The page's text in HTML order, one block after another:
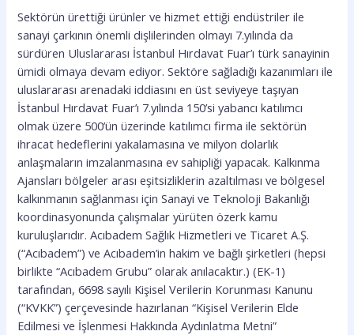
Sektörün ürettiği ürünler ve hizmet ettiği endüstriler ile
sanayi çarkının önemli dişlilerinden olmayı 7.yılında da
sürdüren Uluslararası İstanbul Hırdavat Fuar’ı türk sanayinin
ümidi olmaya devam ediyor. Sektöre sağladığı kazanımları ile
uluslararası arenadaki iddiasını en üst seviyeye taşıyan
İstanbul Hırdavat Fuar’ı 7.yılında 150’si yabancı katılımcı
olmak üzere 500’ün üzerinde katılımcı firma ile sektörün
ihracat hedeflerini yakalamasına ve milyon dolarlık
anlaşmaların imzalanmasına ev sahipliği yapacak. Kalkınma
Ajansları bölgeler arası eşitsizliklerin azaltılması ve bölgesel
kalkınmanın sağlanması için Sanayi ve Teknoloji Bakanlığı
koordinasyonunda çalışmalar yürüten özerk kamu
kuruluşlarıdır. Acıbadem Sağlık Hizmetleri ve Ticaret A.Ş.
(“Acıbadem”) ve Acıbadem’in hakim ve bağlı şirketleri (hepsi
birlikte “Acıbadem Grubu” olarak anılacaktır.) (EK-1)
tarafından, 6698 sayılı Kişisel Verilerin Korunması Kanunu
(“KVKK”) çerçevesinde hazırlanan “Kişisel Verilerin Elde
Edilmesi ve İşlenmesi Hakkında Aydınlatma Metni”